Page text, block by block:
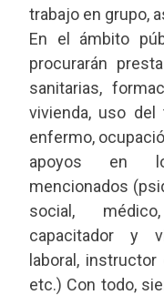
trabajo en grupo,
En el ámbito
procurarán
sanitarias,
vivienda, uso del
enfermo,
apoyos en
mencionados
social,
capacitador y
laboral,
etc.) Con todo,